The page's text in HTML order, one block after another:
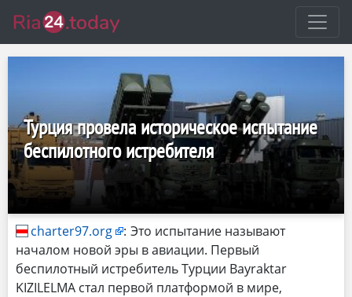
Турция провела историческое испытание
беспилотного истребителя
charter97.org : Это испытание называют
началом новой эры в авиации. Первый
беспилотный истребитель Турции Bayraktar
KIZILELMA стал первой платформой в мире,